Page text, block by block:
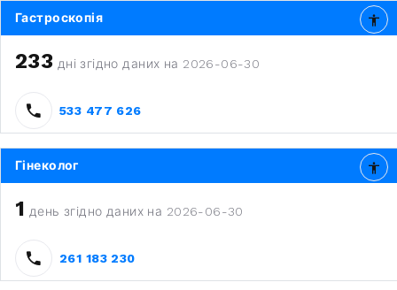
Гастроскопія
233 дні згідно даних на 2026-06-30
533 477 626
Гінеколог
1 день згідно даних на 2026-06-30
261 183 230